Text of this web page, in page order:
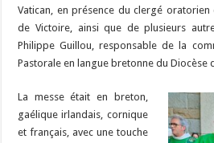
Vatican, en présence du clergé
de Victoire, ainsi que de plusieurs
Philippe Guillou, responsable de la
Pastorale en langue bretonne du Diocèse
La messe était en breton,
gaélique irlandais, cornique
et français, avec une touche